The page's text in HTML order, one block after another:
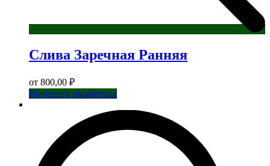
Слива Заречная Ранняя
от 800,00 ₽
Выберите параметрыЭтот
вариаций.